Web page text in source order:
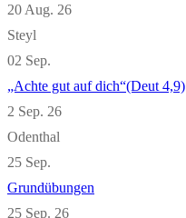
20 Aug. 26
Steyl
02 Sep.
„Achte gut auf dich“(Deut 4,9)
2 Sep. 26
Odenthal
25 Sep.
Grundübungen
25 Sep. 26